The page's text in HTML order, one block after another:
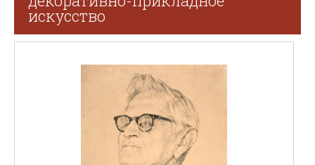
искусство